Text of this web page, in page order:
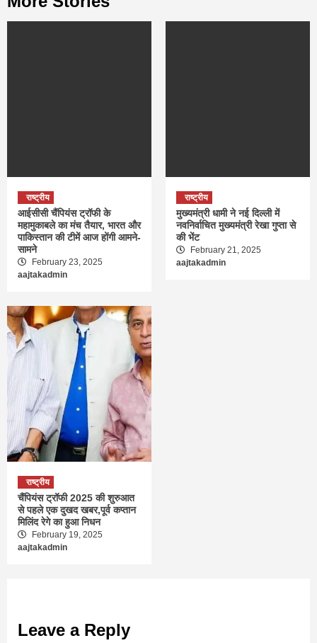
राष्ट्रीय
आईसीसी चैंपियंस ट्रॉफी के
महामुकाबले का मंच तैयार, भारत और
पाकिस्तान की टीमें आज होंगी आमने-
सामने
February 23, 2025
aajtakadmin
राष्ट्रीय
मुख्यमंत्री धामी ने नई दिल्ली में
नवनिर्वाचित मुख्यमंत्री रेखा गुप्ता से
की भेंट
February 21, 2025
aajtakadmin
राष्ट्रीय
चैंपियंस ट्रॉफी 2025 की शुरुआत
से पहले एक दुखद खबर,पूर्व कप्तान
मिलिंद रेगे का हुआ निधन
February 19, 2025
aajtakadmin
Leave a Reply